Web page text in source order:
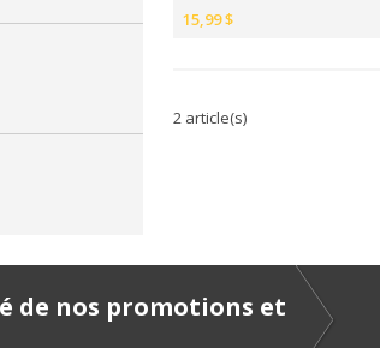
15,99 $
2 article(s)
de nos promotions et